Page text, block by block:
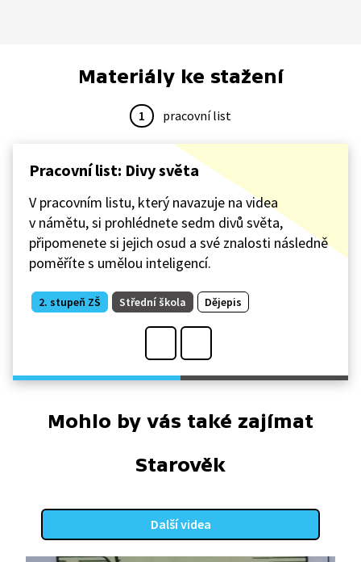
Materiály ke stažení
1 pracovní list
Pracovní list: Divy světa
V pracovním listu, který navazuje na videa
v námětu, si prohlédnete sedm divů světa,
připomenete si jejich osud a své znalosti následně
poměříte s umělou inteligencí.
2. stupeň ZŠ Střední škola Dějepis
Mohlo by vás také zajímat
Starověk
Další videa